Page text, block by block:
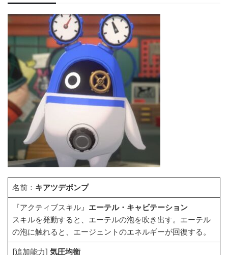
名前： キアツデボンプ
『アクティブスキル』 エーテル・キャビテーション
スキルを発動すると、エーテルの泡を吹き出す。エーテル
の泡に触れると、エージェントのエネルギーが回復する。
[追加能力] 気圧均衡